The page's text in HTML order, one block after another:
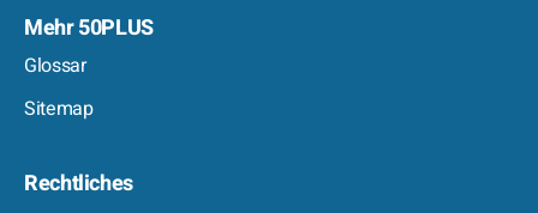
Mehr 50PLUS
Glossar
Sitemap
Rechtliches